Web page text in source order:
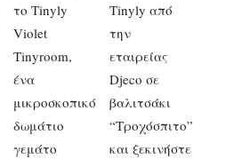
το Tinyly
Violet
Tinyroom,
ένα
μικροσκοπικό
δωμάτιο
γεμάτο
Tinyly από
την
εταιρείας
Djeco σε
βαλιτσάκι
“Τροχόσπιτο”
και ξεκινήστε